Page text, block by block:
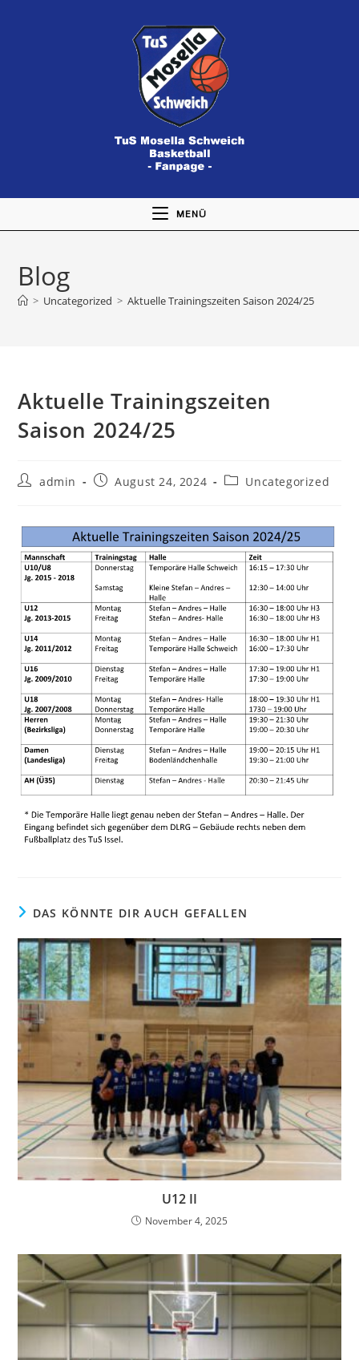
MENÜ
Blog
> Uncategorized > Aktuelle Trainingszeiten Saison 2024/25
Aktuelle Trainingszeiten
Saison 2024/25
Beitrags-
admin
BeitragAugust 24, 2024
Beitrags-
Uncategorized
DAS KÖNNTE DIR AUCH GEFALLEN
U12 II
November 4, 2025